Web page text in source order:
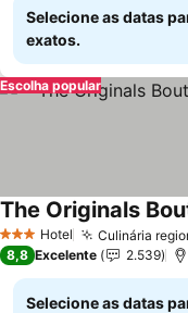
Selecione as datas
exatos.
Escolha popular
3 EstrelasHotel Culinária
8,8 Excelente 2.539
Selecione as datas